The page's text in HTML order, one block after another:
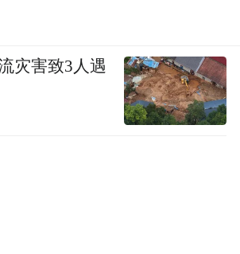
灾害致3人遇